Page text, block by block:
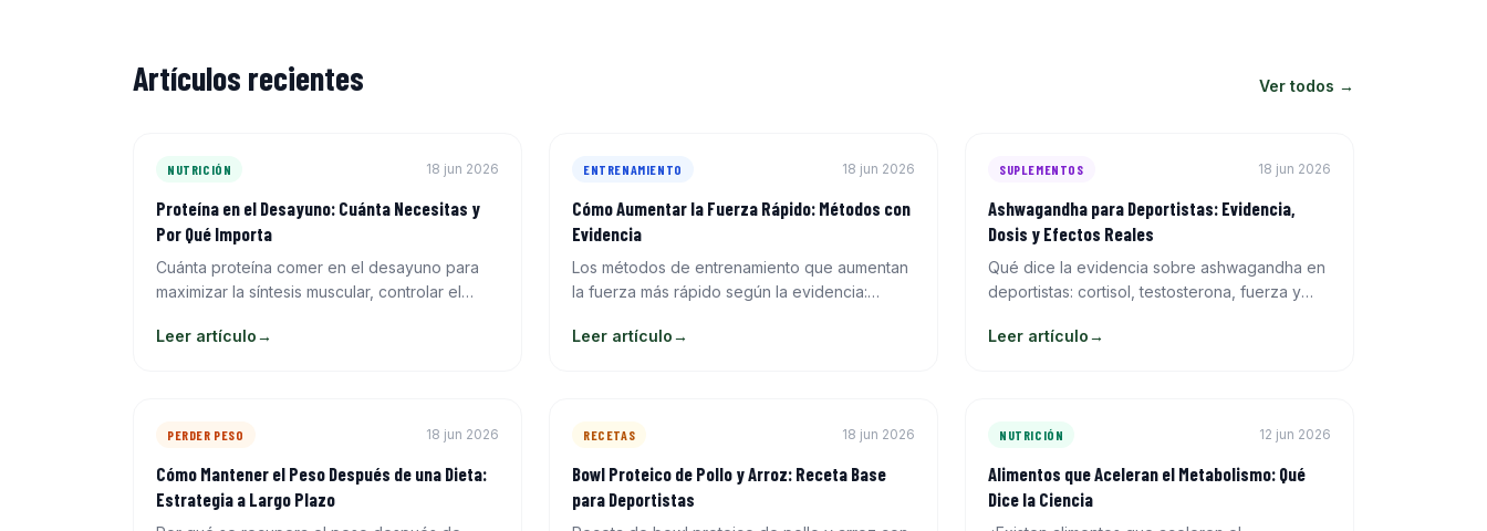
Artículos recientes Ver todos →
NUTRICIÓN 18 jun 2026
Proteína en el Desayuno: Cuánta Necesitas y
Por Qué Importa
Cuánta proteína comer en el desayuno para
maximizar la síntesis muscular, controlar el
Datos y opciones prácticas.
Leer artículo→
ENTRENAMIENTO 18 jun 2026
Cómo Aumentar la Fuerza Rápido: Métodos con
Evidencia
Los métodos de entrenamiento que aumentan
la fuerza más rápido según la evidencia:
técnica. Sin atajos, con datos reales.
Leer artículo→
SUPLEMENTOS 18 jun 2026
Ashwagandha para Deportistas: Evidencia,
Dosis y Efectos Reales
Qué dice la evidencia sobre ashwagandha en
deportistas: cortisol, testosterona, fuerza y
tomarlo.
Leer artículo→
PERDER PESO 18 jun 2026
Cómo Mantener el Peso Después de una Dieta:
Estrategia a Largo Plazo
RECETAS 18 jun 2026
Bowl Proteico de Pollo y Arroz: Receta Base
para Deportistas
NUTRICIÓN 12 jun 2026
Alimentos que Aceleran el Metabolismo: Qué
Dice la Ciencia